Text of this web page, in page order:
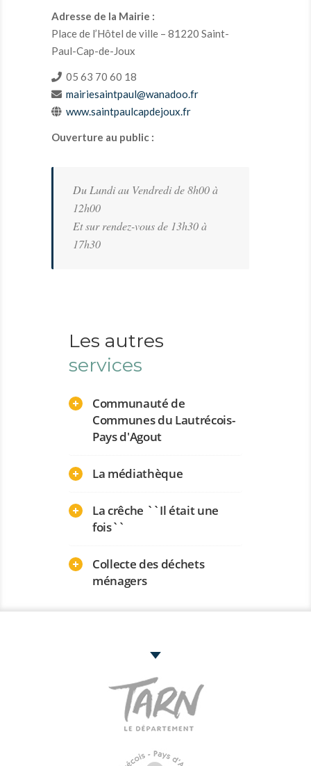
Adresse de la Mairie :
Place de l’Hôtel de ville – 81220 Saint-
Paul-Cap-de-Joux
05 63 70 60 18
mairiesaintpaul@wanadoo.fr
www.saintpaulcapdejoux.fr
Ouverture au public :
Du Lundi au Vendredi de 8h00 à
12h00
Et sur rendez-vous de 13h30 à
17h30
Les autres
services
Communauté de
Communes du Lautrécois-
Pays d'Agout
La médiathèque
La crêche ``Il était une
fois``
Collecte des déchets
ménagers